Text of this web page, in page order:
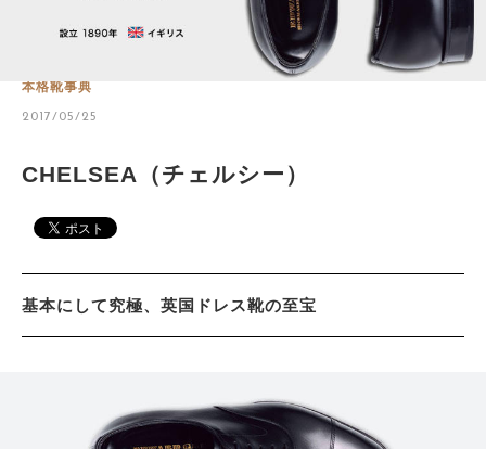
本格靴事典
2017/05/25
CHELSEA（チェルシー）
基本にして究極、英国ドレス靴の至宝